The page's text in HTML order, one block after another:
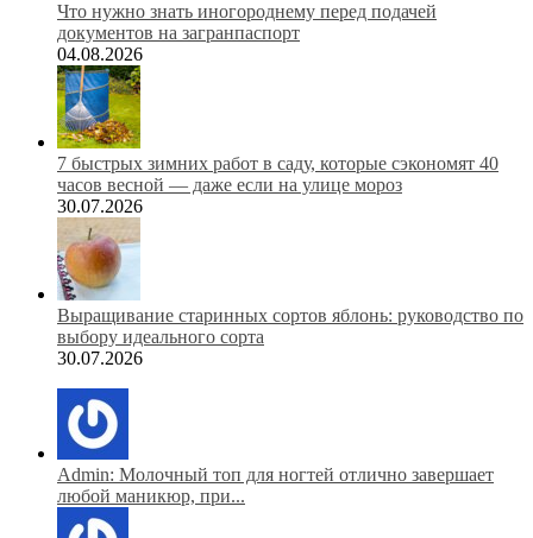
Что нужно знать иногороднему перед подачей
документов на загранпаспорт
04.08.2026
7 быстрых зимних работ в саду, которые сэкономят 40
часов весной — даже если на улице мороз
30.07.2026
Выращивание старинных сортов яблонь: руководство по
выбору идеального сорта
30.07.2026
Admin: Молочный топ для ногтей отлично завершает
любой маникюр, при...